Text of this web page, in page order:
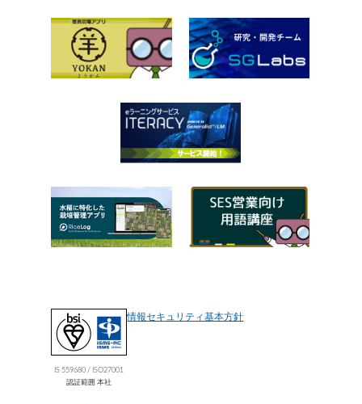
IS 559680 / ISO27001
認証範囲 本社
情報セキュリティ基本方針